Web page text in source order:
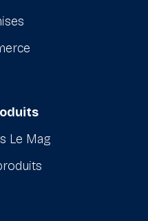
Le Mag